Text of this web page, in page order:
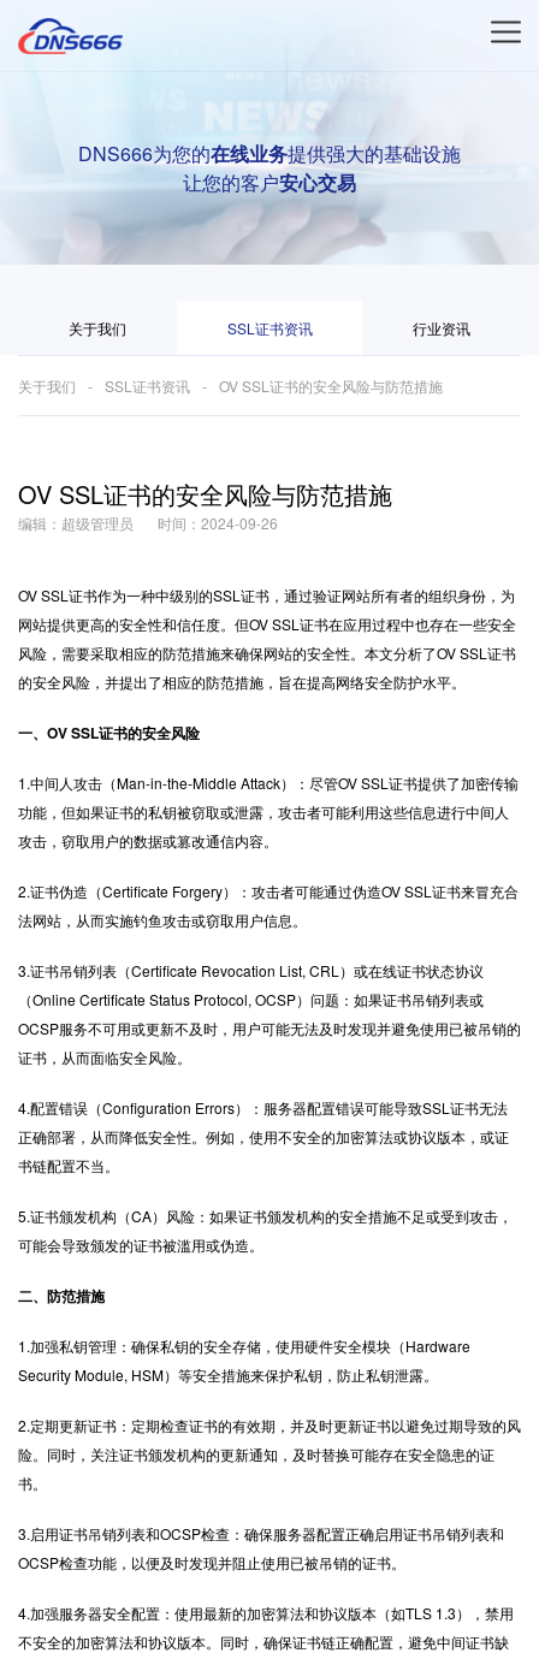
DNS666为您的在线业务提供强大的基础设施
让您的客户安心交易
关于我们 SSL证书资讯 行业资讯
关于我们 SSL证书资讯 OV SSL证书的安全风险与防范措施
OV SSL证书的安全风险与防范措施
编辑：超级管理员 时间：2024-09-26
OV SSL证书作为一种中级别的SSL证书，通过验证网站所有者的组织身份，为
网站提供更高的安全性和信任度。但OV SSL证书在应用过程中也存在一些安全
风险，需要采取相应的防范措施来确保网站的安全性。本文分析了OV SSL证书
的安全风险，并提出了相应的防范措施，旨在提高网络安全防护水平。
一、OV SSL证书的安全风险
1.中间人攻击（Man-in-the-Middle Attack）：尽管OV SSL证书提供了加密传输
功能，但如果证书的私钥被窃取或泄露，攻击者可能利用这些信息进行中间人
攻击，窃取用户的数据或篡改通信内容。
2.证书伪造（Certificate Forgery）：攻击者可能通过伪造OV SSL证书来冒充合
法网站，从而实施钓鱼攻击或窃取用户信息。
3.证书吊销列表（Certificate Revocation List, CRL）或在线证书状态协议
（Online Certificate Status Protocol, OCSP）问题：如果证书吊销列表或
OCSP服务不可用或更新不及时，用户可能无法及时发现并避免使用已被吊销的
证书，从而面临安全风险。
4.配置错误（Configuration Errors）：服务器配置错误可能导致SSL证书无法
正确部署，从而降低安全性。例如，使用不安全的加密算法或协议版本，或证
书链配置不当。
5.证书颁发机构（CA）风险：如果证书颁发机构的安全措施不足或受到攻击，
可能会导致颁发的证书被滥用或伪造。
二、防范措施
1.加强私钥管理：确保私钥的安全存储，使用硬件安全模块（Hardware
Security Module, HSM）等安全措施来保护私钥，防止私钥泄露。
2.定期更新证书：定期检查证书的有效期，并及时更新证书以避免过期导致的风
险。同时，关注证书颁发机构的更新通知，及时替换可能存在安全隐患的证
书。
3.启用证书吊销列表和OCSP检查：确保服务器配置正确启用证书吊销列表和
OCSP检查功能，以便及时发现并阻止使用已被吊销的证书。
4.加强服务器安全配置：使用最新的加密算法和协议版本（如TLS 1.3），禁用
不安全的加密算法和协议版本。同时，确保证书链正确配置，避免中间证书缺